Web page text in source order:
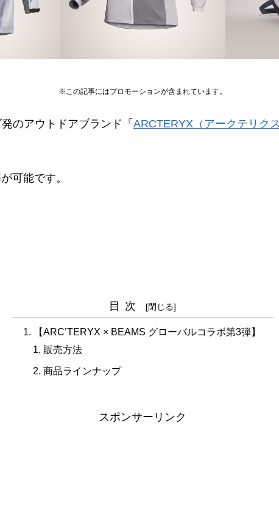
※この記事にはプロモーションが含まれています。
発のアウトドアブランド「 ARCTERYX（アークテリク
可能です。
目次
【ARC’TERYX × BEAMS グローバルコラボ第3弾】
販売方法
商品ラインナップ
スポンサーリンク